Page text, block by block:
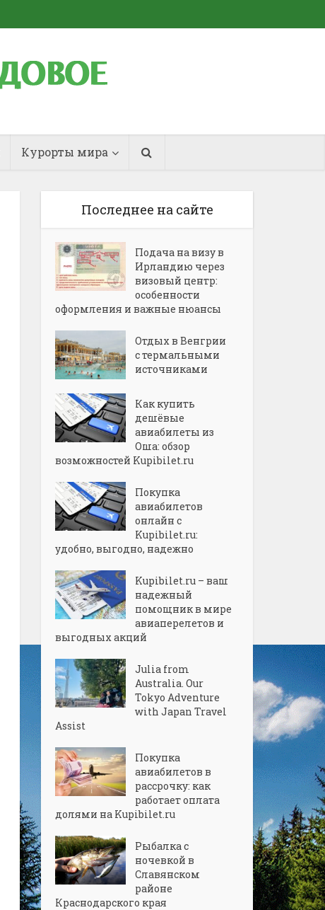
Курорты мира
Последнее на сайте
Подача на визу в
Ирландию через
визовый центр:
особенности
оформления и важные нюансы
Отдых в Венгрии
с термальными
источниками
Как купить
дешёвые
авиабилеты из
Оша: обзор
возможностей Kupibilet.ru
Покупка
авиабилетов
онлайн с
Kupibilet.ru:
удобно, выгодно, надежно
Kupibilet.ru – ваш
надежный
помощник в мире
авиаперелетов и
выгодных акций
Julia from
Australia. Our
Tokyo Adventure
with Japan Travel
Assist
Покупка
авиабилетов в
рассрочку: как
работает оплата
долями на Kupibilet.ru
Рыбалка с
ночевкой в
Славянском
районе
Краснодарского края